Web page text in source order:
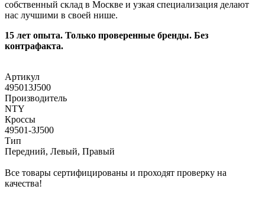
собственный склад в Москве и узкая специализация делают
нас лучшими в своей нише.
15 лет опыта. Только проверенные бренды. Без
контрафакта.
Артикул
495013J500
Производитель
NTY
Кроссы
49501-3J500
Тип
Передний, Левый, Правый
Все товары сертифицированы и проходят проверку на
качества!